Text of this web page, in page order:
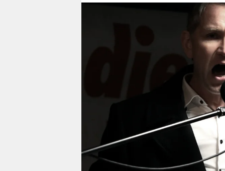
unterstützen
genossenschaft